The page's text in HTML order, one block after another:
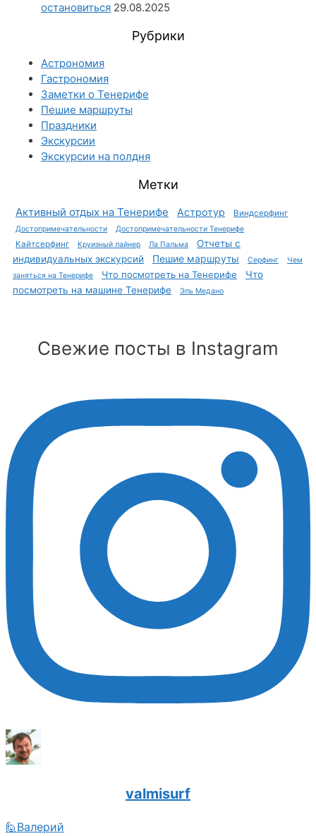
остановиться 29.08.2025
Рубрики
Астрономия
Гастрономия
Заметки о Тенерифе
Пешие маршруты
Праздники
Экскурсии
Экскурсии на полдня
Метки
Активный отдых на Тенерифе Астротур Виндсерфинг
Достопримечательности Достопримечательности Тенерифе
Кайтсерфинг Круизный лайнер Ла Пальма
Отчеты с
индивидуальных экскурсий
Пешие маршруты Серфинг
Чем
заняться на Тенерифе
Что посмотреть на Тенерифе
Что
посмотреть на машине Тенерифе
Эль Медано
Свежие посты в Instagram
valmisurf
🙋Валерий